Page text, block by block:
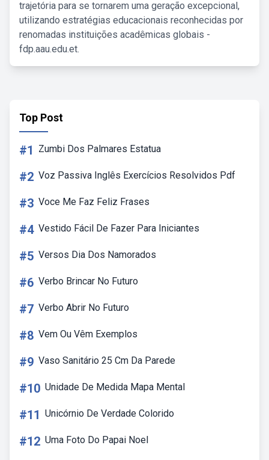
trajetória para se tornarem uma geração excepcional,
utilizando estratégias educacionais reconhecidas por
renomadas instituições acadêmicas globais -
fdp.aau.edu.et.
Top Post
#1 Zumbi Dos Palmares Estatua
#2 Voz Passiva Inglês Exercícios Resolvidos Pdf
#3 Voce Me Faz Feliz Frases
#4 Vestido Fácil De Fazer Para Iniciantes
#5 Versos Dia Dos Namorados
#6 Verbo Brincar No Futuro
#7 Verbo Abrir No Futuro
#8 Vem Ou Vêm Exemplos
#9 Vaso Sanitário 25 Cm Da Parede
#10 Unidade De Medida Mapa Mental
#11 Unicórnio De Verdade Colorido
#12 Uma Foto Do Papai Noel